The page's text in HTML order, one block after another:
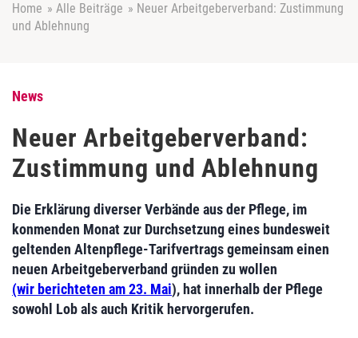
Home » Alle Beiträge » Neuer Arbeitgeberverband: Zustimmung
und Ablehnung
News
Neuer Arbeitgeberverband:
Zustimmung und Ablehnung
Die Erklärung diverser Verbände aus der Pflege, im
konmenden Monat zur Durchsetzung eines bundesweit
geltenden Altenpflege-Tarifvertrags gemeinsam einen
neuen Arbeitgeberverband gründen zu wollen
(wir berichteten am 23. Mai), hat innerhalb der Pflege
sowohl Lob als auch Kritik hervorgerufen.